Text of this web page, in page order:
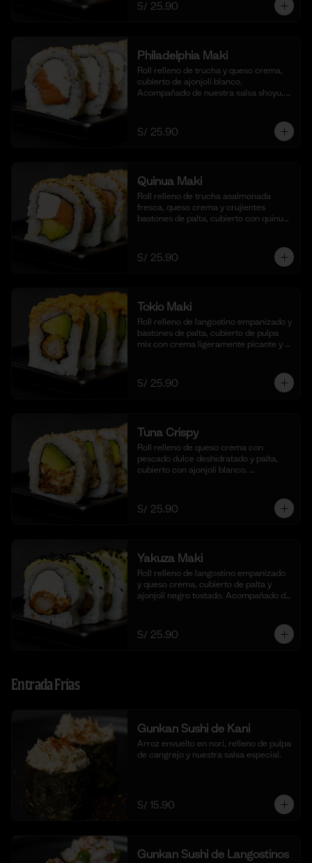
S/ 25.90
Philadelphia Maki
Roll relleno de trucha y queso crema,
cubierto de ajonjolí blanco.
Acompañado de nuestra salsa shoyu,.
S/ 25.90
Quinua Maki
Roll relleno de trucha asalmonada
fresca, queso crema y crujientes
bastones de palta, cubierto con quinua
S/ 25.90
Tokio Maki
Roll relleno de langostino empanizado y
bastones de palta, cubierto de pulpa
mix con crema ligeramente picante y
S/ 25.90
Tuna Crispy
Roll relleno de queso crema con
pescado dulce deshidratado y palta,
cubierto con ajonjolí blanco.
S/ 25.90
Yakuza Maki
Roll relleno de langostino empanizado
y queso crema, cubierto de palta y
ajonjolí negro tostado. Acompañado de
S/ 25.90
Entrada Frías
Gunkan Sushi de Kani
Arroz envuelto en nori, relleno de pulpa
de cangrejo y nuestra salsa especial.
S/ 15.90
Gunkan Sushi de Langostinos